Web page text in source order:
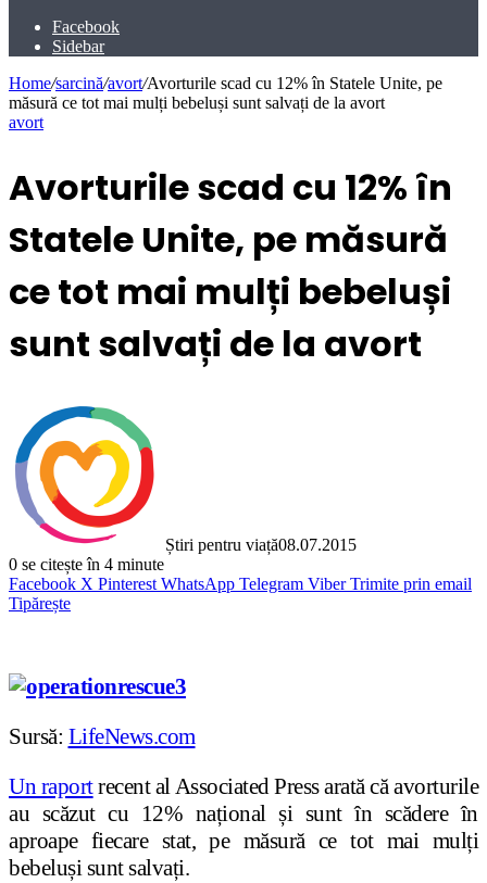
Facebook
Sidebar
Home/sarcină/avort/Avorturile scad cu 12% în Statele Unite, pe
măsură ce tot mai mulți bebeluși sunt salvați de la avort
avort
Avorturile scad cu 12% în
Statele Unite, pe măsură
ce tot mai mulți bebeluși
sunt salvați de la avort
Știri pentru viață08.07.2015
0 se citește în 4 minute
Facebook X Pinterest WhatsApp Telegram Viber Trimite prin email
Tipărește
Sursă: LifeNews.com
Un raportrecent al Associated Press arată că avorturile
au scăzut cu 12% național și sunt în scădere în
aproape fiecare stat, pe măsură ce tot mai mulți
bebeluși sunt salvați.